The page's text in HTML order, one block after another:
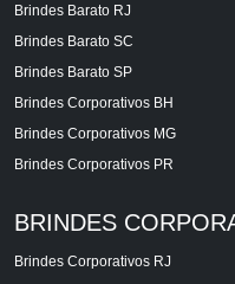
Brindes Barato RJ
Brindes Barato SC
Brindes Barato SP
Brindes Corporativos BH
Brindes Corporativos MG
Brindes Corporativos PR
BRINDES
Brindes Corporativos RJ